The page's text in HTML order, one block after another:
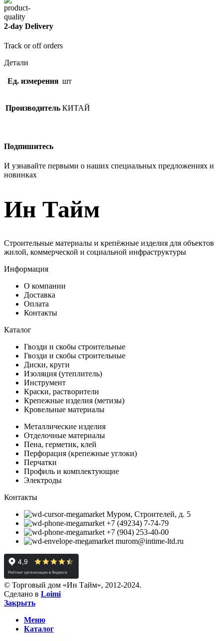
2-day Delivery
Track or off orders
Детали
Ед. измерения шт
Производитель КИТАЙ
Подпишитесь
И узнавайте первыми о наших специальных предложениях и
новинках
Ин Тайм
Строительные материалы и крепёжные изделия для объектов
жилой, коммерческой и социальной инфраструктуры
Информация
О компании
Доставка
Оплата
Контакты
Каталог
Гвозди и скобы строительные
Гвозди и скобы строительные
Диски, круги
Изоляция (утеплитель)
Инструмент
Краски, растворители
Крепежные изделия (метизы)
Кровельные материалы
Металлические изделия
Отделочные материалы
Пена, герметик, клей
Перфорация (крепежные углоки)
Перчатки
Профиль и комплектующие
Электроды
Контакты
Муром, Строителей, д. 5
+7 (49234) 7-74-79
+7 (904) 253-40-00
murom@intime-ltd.ru
© Торговый дом «Ин Тайм», 2012-2024.
Сделано в Loimi
Закрыть
Меню
Каталог